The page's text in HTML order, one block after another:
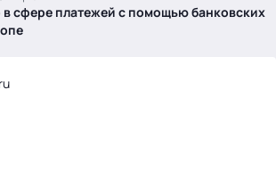
сфере платежей с помощью банковских